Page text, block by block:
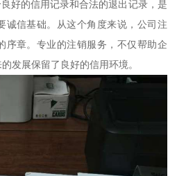
好的信用记录和合法的退出记录，是
诚信基础。从这个角度来说，公司注
序章。专业的注销服务，不仅帮助企
发展保留了良好的信用环境。